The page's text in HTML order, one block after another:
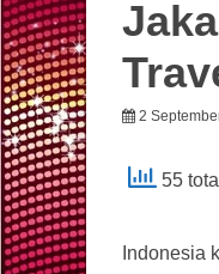
2
55
Indonesia